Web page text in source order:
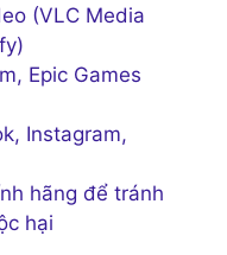
(VLC Media
Epic Games
Instagram,
hãng để tránh
hại